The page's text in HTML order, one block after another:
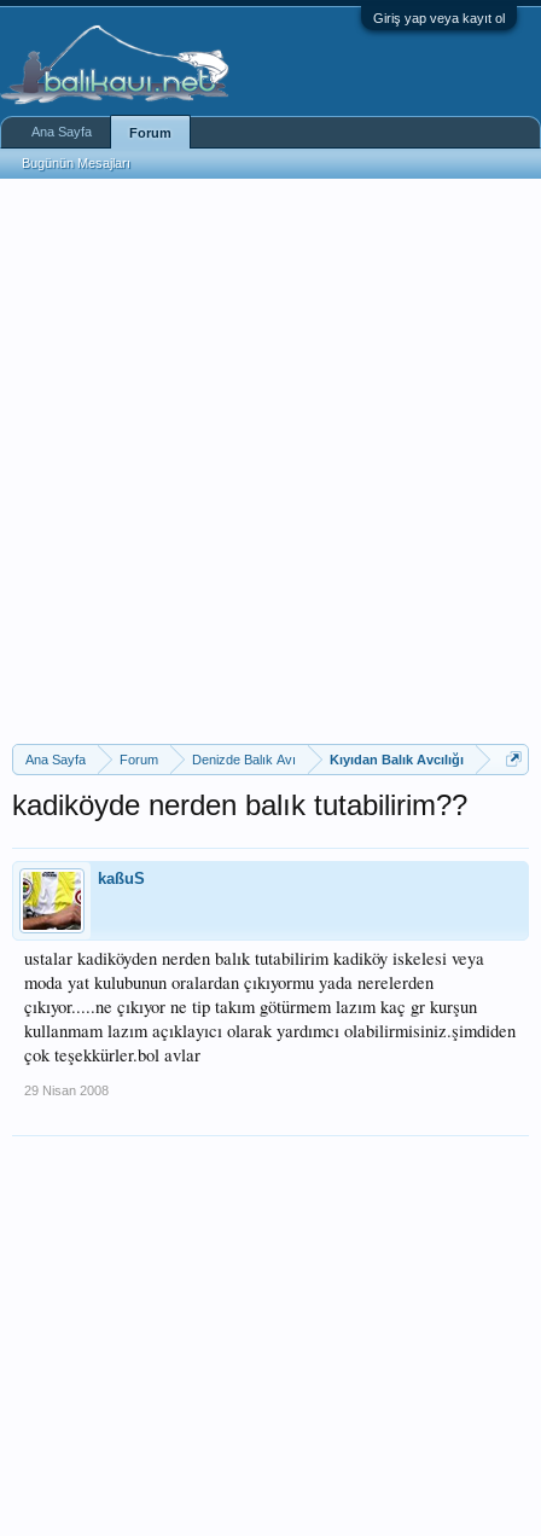
Giriş yap veya kayıt ol
Ana Sayfa Forum Denizde Balık Avı Kıyıdan Balık Avcılığı
kadiköyde nerden balık tutabilirim??
kaßuS
ustalar kadiköyden nerden balık tutabilirim kadiköy iskelesi veya
moda yat kulubunun oralardan çıkıyormu yada nerelerden
çıkıyor.....ne çıkıyor ne tip takım götürmem lazım kaç gr kurşun
kullanmam lazım açıklayıcı olarak yardımcı olabilirmisiniz.şimdiden
çok teşekkürler.bol avlar
29 Nisan 2008
Ana Sayfa Forum
Bugünün Mesajları